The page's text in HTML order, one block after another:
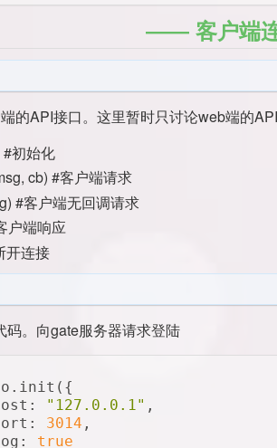
客户端
的API接口。这里暂时只讨论web端的API
初始化
cb) #客户端请求
#客户端无回调请求
户端响应
开连接
码。向gate服务器请求登陆
"127.0.0.1" ,
3014 ,
true